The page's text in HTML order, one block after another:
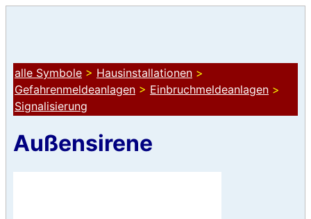
alle Symbole > Hausinstallationen >
Gefahrenmeldeanlagen > Einbruchmeldeanlagen >
Signalisierung
Außensirene